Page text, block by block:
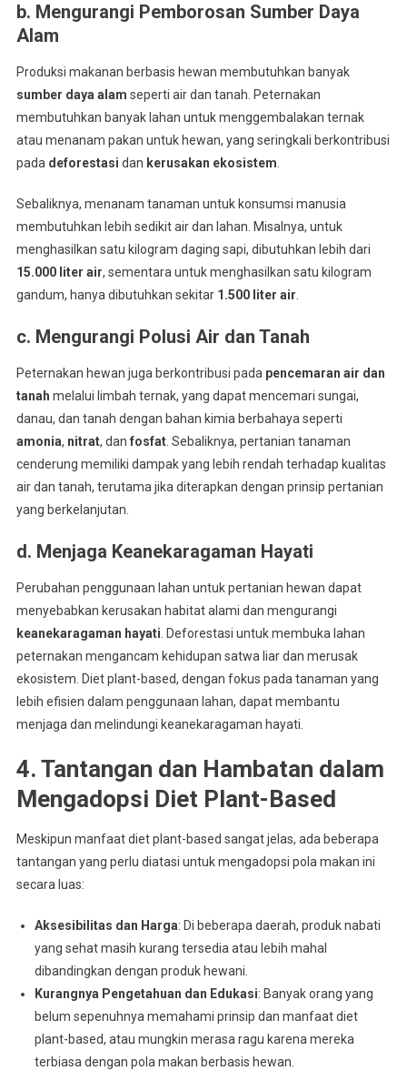
b. Mengurangi Pemborosan Sumber Daya
Alam
Produksi makanan berbasis hewan membutuhkan banyak
sumber daya alam seperti air dan tanah. Peternakan
membutuhkan banyak lahan untuk menggembalakan ternak
atau menanam pakan untuk hewan, yang seringkali berkontribusi
pada deforestasi dan kerusakan ekosistem.
Sebaliknya, menanam tanaman untuk konsumsi manusia
membutuhkan lebih sedikit air dan lahan. Misalnya, untuk
menghasilkan satu kilogram daging sapi, dibutuhkan lebih dari
15.000 liter air, sementara untuk menghasilkan satu kilogram
gandum, hanya dibutuhkan sekitar 1.500 liter air.
c. Mengurangi Polusi Air dan Tanah
Peternakan hewan juga berkontribusi pada pencemaran air dan
tanah melalui limbah ternak, yang dapat mencemari sungai,
danau, dan tanah dengan bahan kimia berbahaya seperti
amonia, nitrat, dan fosfat. Sebaliknya, pertanian tanaman
cenderung memiliki dampak yang lebih rendah terhadap kualitas
air dan tanah, terutama jika diterapkan dengan prinsip pertanian
yang berkelanjutan.
d. Menjaga Keanekaragaman Hayati
Perubahan penggunaan lahan untuk pertanian hewan dapat
menyebabkan kerusakan habitat alami dan mengurangi
keanekaragaman hayati. Deforestasi untuk membuka lahan
peternakan mengancam kehidupan satwa liar dan merusak
ekosistem. Diet plant-based, dengan fokus pada tanaman yang
lebih efisien dalam penggunaan lahan, dapat membantu
menjaga dan melindungi keanekaragaman hayati.
4. Tantangan dan Hambatan dalam
Mengadopsi Diet Plant-Based
Meskipun manfaat diet plant-based sangat jelas, ada beberapa
tantangan yang perlu diatasi untuk mengadopsi pola makan ini
secara luas:
Aksesibilitas dan Harga: Di beberapa daerah, produk nabati
yang sehat masih kurang tersedia atau lebih mahal
dibandingkan dengan produk hewani.
Kurangnya Pengetahuan dan Edukasi: Banyak orang yang
belum sepenuhnya memahami prinsip dan manfaat diet
plant-based, atau mungkin merasa ragu karena mereka
terbiasa dengan pola makan berbasis hewan.